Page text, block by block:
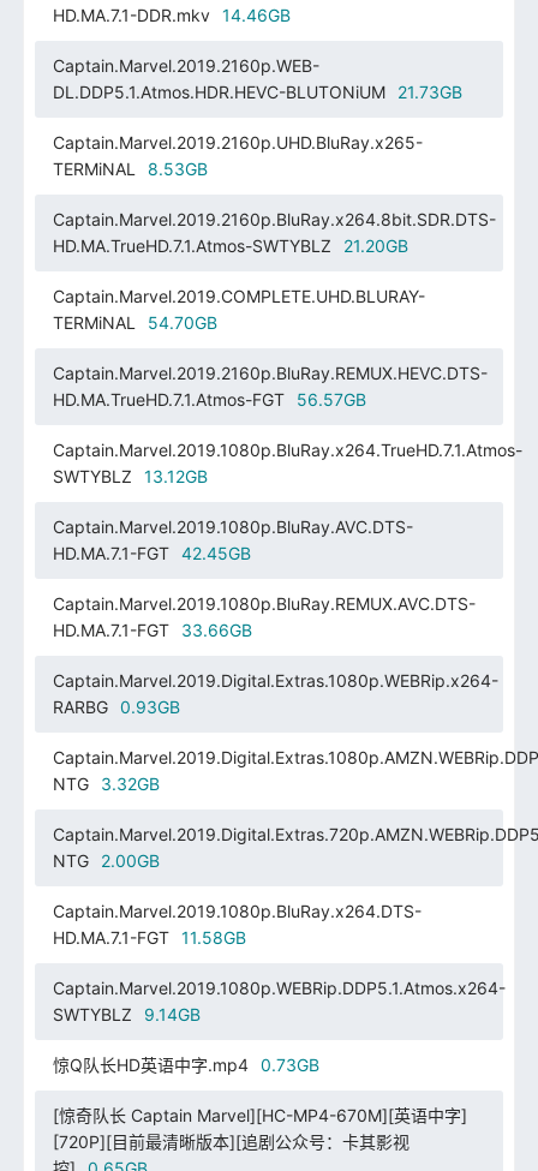
HD.MA.7.1-DDR.mkv
14.46GB
Captain.Marvel.2019.2160p.WEB-
DL.DDP5.1.Atmos.HDR.HEVC-BLUTONiUM
21.73GB
Captain.Marvel.2019.2160p.UHD.BluRay.x265-
TERMiNAL
8.53GB
Captain.Marvel.2019.2160p.BluRay.x264.8bit.SDR.DTS-
HD.MA.TrueHD.7.1.Atmos-SWTYBLZ
21.20GB
Captain.Marvel.2019.COMPLETE.UHD.BLURAY-
TERMiNAL
54.70GB
Captain.Marvel.2019.2160p.BluRay.REMUX.HEVC.DTS-
HD.MA.TrueHD.7.1.Atmos-FGT
56.57GB
Captain.Marvel.2019.1080p.BluRay.x264.TrueHD.7.1.Atmos-
SWTYBLZ
13.12GB
Captain.Marvel.2019.1080p.BluRay.AVC.DTS-
HD.MA.7.1-FGT
42.45GB
Captain.Marvel.2019.1080p.BluRay.REMUX.AVC.DTS-
HD.MA.7.1-FGT
33.66GB
Captain.Marvel.2019.Digital.Extras.1080p.WEBRip.x264-
RARBG
0.93GB
NTG
3.32GB
NTG
2.00GB
Captain.Marvel.2019.1080p.BluRay.x264.DTS-
HD.MA.7.1-FGT
11.58GB
Captain.Marvel.2019.1080p.WEBRip.DDP5.1.Atmos.x264-
SWTYBLZ
9.14GB
惊Q队长HD英语中字.mp4 0.73GB
[惊奇队长 Captain Marvel][HC-MP4-670M][英语中字]
[720P][目前最清晰版本][追剧公众号：卡其影视